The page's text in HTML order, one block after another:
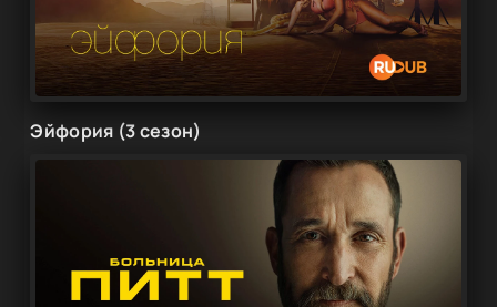
Эйфория (3 сезон)